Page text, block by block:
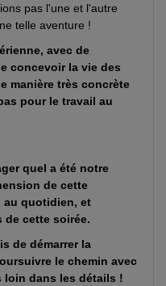
pas l'une et l'autre
telle aventure !
avec de
concevoir la vie des
manière très concrète
pour le travail au
quel a été notre
de cette
au quotidien, et
de cette soirée.
de démarrer la
le chemin avec
loin dans les détails !